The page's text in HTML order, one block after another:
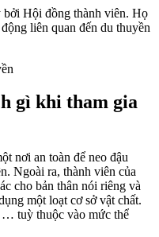
bởi Hội đồng thành viên. Họ
liên quan đến du thuyền
gì khi tham gia
nơi an toàn để neo đậu
Ngoài ra, thành viên của
cho bản thân nói riêng và
một loạt cơ sở vật chất.
… tuỳ thuộc vào mức thể